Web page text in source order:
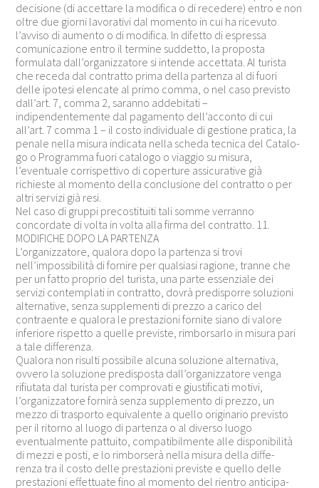
decisione (di accettare la modifica o di recedere) entro e non
oltre due giorni lavorativi dal momento in cui ha ricevuto
l’avviso di aumento o di modifica. In difetto di espressa
comunicazione entro il termine suddetto, la proposta
formulata dall’organizzatore si intende accettata. Al turista
che receda dal contratto prima della partenza al di fuori
delle ipotesi elencate al primo comma, o nel caso previsto
dall’art. 7, comma 2, saranno addebitati –
indipendentemente dal pagamento dell’acconto di cui
all’art. 7 comma 1 – il costo individuale di gestione pratica, la
penale nella misura indicata nella scheda tecnica del Catalo-
go o Programma fuori catalogo o viaggio su misura,
l’eventuale corrispettivo di coperture assicurative già
richieste al momento della conclusione del contratto o per
altri servizi già resi.
Nel caso di gruppi precostituiti tali somme verranno
concordate di volta in volta alla firma del contratto. 11.
MODIFICHE DOPO LA PARTENZA
L’organizzatore, qualora dopo la partenza si trovi
nell’impossibilità di fornire per qualsiasi ragione, tranne che
per un fatto proprio del turista, una parte essenziale dei
servizi contemplati in contratto, dovrà predisporre soluzioni
alternative, senza supplementi di prezzo a carico del
contraente e qualora le prestazioni fornite siano di valore
inferiore rispetto a quelle previste, rimborsarlo in misura pari
a tale differenza.
Qualora non risulti possibile alcuna soluzione alternativa,
ovvero la soluzione predisposta dall’organizzatore venga
rifiutata dal turista per comprovati e giustificati motivi,
l’organizzatore fornirà senza supplemento di prezzo, un
mezzo di trasporto equivalente a quello originario previsto
per il ritorno al luogo di partenza o al diverso luogo
eventualmente pattuito, compatibilmente alle disponibilità
di mezzi e posti, e lo rimborserà nella misura della diffe-
renza tra il costo delle prestazioni previste e quello delle
prestazioni effettuate fino al momento del rientro anticipa-